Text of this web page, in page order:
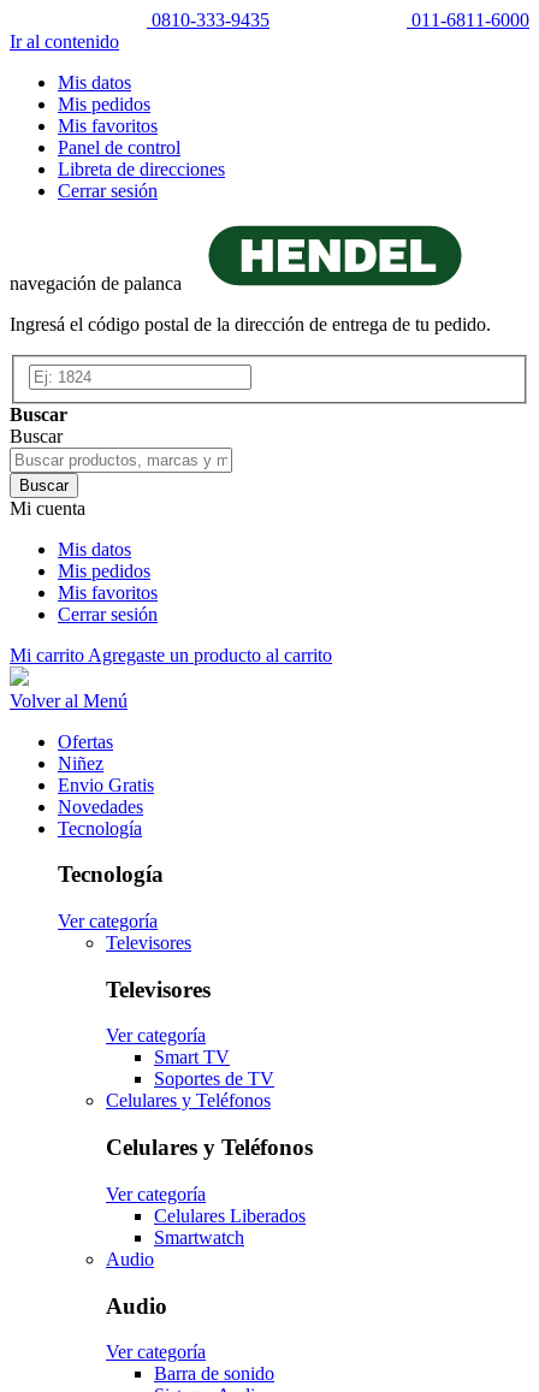
0810-333-9435
011-6811-6000
Ir al contenido
Mis datos
Mis pedidos
Mis favoritos
Panel de control
Libreta de direcciones
Cerrar sesión
navegación de palanca
Ingresá el código postal de la dirección de entrega de tu pedido.
Buscar
Buscar
Buscar
Mi cuenta
Mis datos
Mis pedidos
Mis favoritos
Cerrar sesión
Mi carrito Agregaste un producto al carrito
Volver al Menú
Ofertas
Niñez
Envio Gratis
Novedades
Tecnología
Tecnología
Ver categoría
Televisores
Televisores
Ver categoría
Smart TV
Soportes de TV
Celulares y Teléfonos
Celulares y Teléfonos
Ver categoría
Celulares Liberados
Smartwatch
Audio
Audio
Ver categoría
Barra de sonido